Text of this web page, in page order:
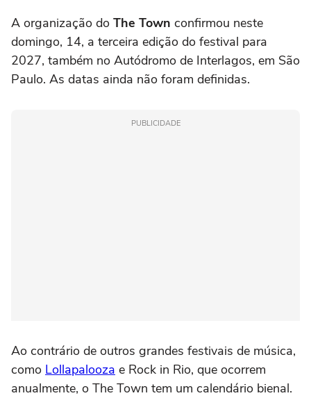
A organização do The Town confirmou neste
domingo, 14, a terceira edição do festival para
2027, também no Autódromo de Interlagos, em São
Paulo. As datas ainda não foram definidas.
PUBLICIDADE
Ao contrário de outros grandes festivais de música,
como Lollapalooza e Rock in Rio, que ocorrem
anualmente, o The Town tem um calendário bienal.